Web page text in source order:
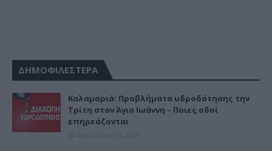
ΔΗΜΟΦΙΛΕΣΤΕΡΑ
Καλαμαριά: Προβλήματα υδροδότησης την
Τρίτη στον Άγιο Ιωάννη – Ποιες οδοί
επηρεάζονται